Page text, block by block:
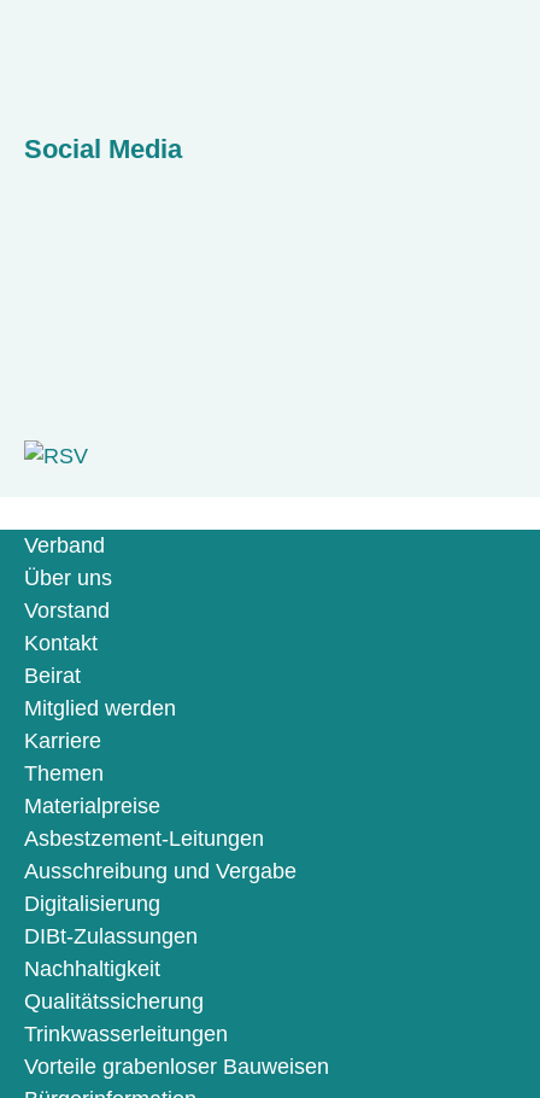
Social Media
Verband
Über uns
Vorstand
Kontakt
Beirat
Mitglied werden
Karriere
Themen
Materialpreise
Asbestzement-Leitungen
Ausschreibung und Vergabe
Digitalisierung
DIBt-Zulassungen
Nachhaltigkeit
Qualitätssicherung
Trinkwasserleitungen
Vorteile grabenloser Bauweisen